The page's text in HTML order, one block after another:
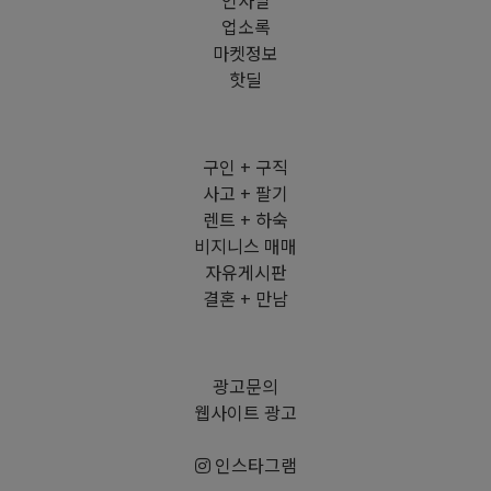
업소록
마켓정보
핫딜
구인 + 구직
사고 + 팔기
렌트 + 하숙
비지니스 매매
자유게시판
결혼 + 만남
광고문의
웹사이트 광고
인스타그램